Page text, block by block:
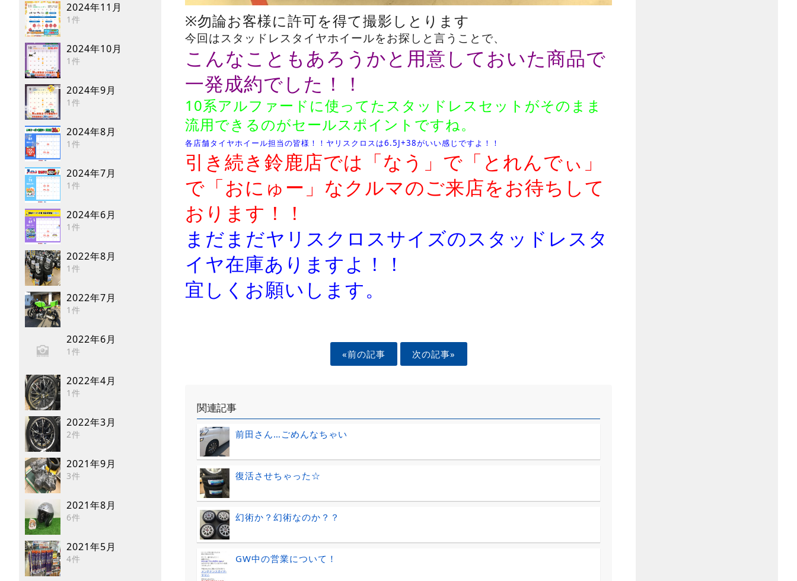
2024年11月
1件
2024年10月
1件
2024年9月
1件
2024年8月
1件
2024年7月
1件
2024年6月
1件
2022年8月
1件
2022年7月
1件
2022年6月
1件
2022年4月
1件
2022年3月
2件
2021年9月
3件
2021年8月
6件
2021年5月
4件
※勿論お客様に許可を得て撮影しとります
今回はスタッドレスタイヤホイールをお探しと言うことで、
こんなこともあろうかと用意しておいた商品で
一発成約でした！！
10系アルファードに使ってたスタッドレスセットがそのまま
流用できるのがセールスポイントですね。
各店舗タイヤホイール担当の皆様！！ヤリスクロスは6.5J+38がいい感じですよ！！
引き続き鈴鹿店では「なう」で「とれんでぃ」
で「おにゅー」なクルマのご来店をお待ちして
おります！！
まだまだヤリスクロスサイズのスタッドレスタ
イヤ在庫ありますよ！！
宜しくお願いします。
«前の記事 次の記事»
関連記事
前田さん…ごめんなちゃい
復活させちゃった☆
幻術か？幻術なのか？？
GW中の営業について！